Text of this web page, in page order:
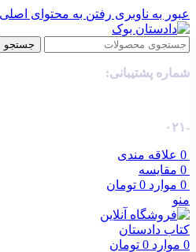
عبور به ناوبری رفتن به محتوای اصلی
جستجو
شماره پشتیبانی:
-۰۲۱
0 علاقه مندی
0 مقایسه
0 موارد 0 تومان
منو
0 موارد 0 تومان